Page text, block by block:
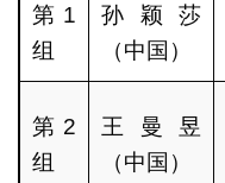
第1
组
孙颖莎
（中国）
第2
组
王曼昱
（中国）